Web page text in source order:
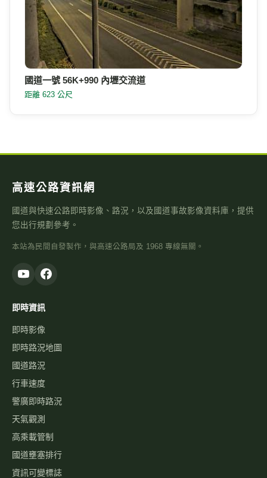
國道一號 56K+990 內壢交流道
距離 623 公尺
高速公路資訊網
國道與快速公路即時影像、路況，以及國道事故影像資料庫，提供
您出行規劃參考。
本站為民間自發製作，與高速公路局及 1968 專線無關。
即時資訊
即時影像
即時路況地圖
國道路況
行車速度
警廣即時路況
天氣觀測
高乘載管制
國道壅塞排行
資訊可變標誌